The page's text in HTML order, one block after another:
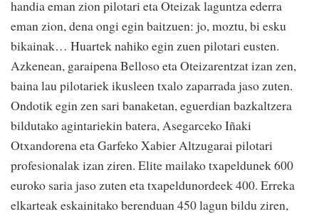
handia eman zion pilotari eta Oteizak laguntza ederra
eman zion, dena ongi egin baitzuen: jo, moztu, bi esku
bikainak… Huartek nahiko egin zuen pilotari eusten.
Azkenean, garaipena Belloso eta Oteizarentzat izan zen,
baina lau pilotariek ikusleen txalo zaparrada jaso zuten.
Ondotik egin zen sari banaketan, eguerdian bazkaltzera
bildutako agintariekin batera, Asegarceko Iñaki
Otxandorena eta Garfeko Xabier Altzugarai pilotari
profesionalak izan ziren. Elite mailako txapeldunek 600
euroko saria jaso zuten eta txapeldunordeek 400. Erreka
elkarteak eskainitako berenduan 450 lagun bildu ziren,